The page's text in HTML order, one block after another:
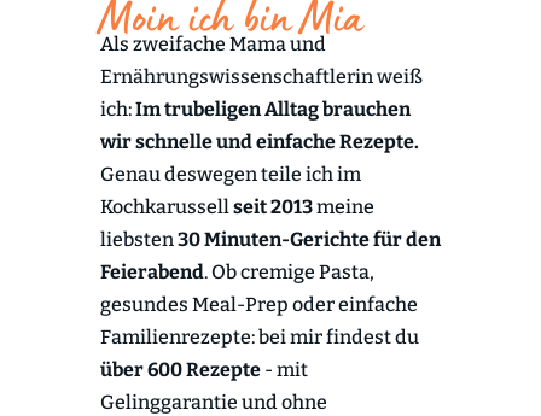
Moin ich bin Mia
Als zweifache Mama und
Ernährungswissenschaftlerin weiß
ich:Im trubeligen Alltag brauchen
wir schnelle und einfache Rezepte.
Genau deswegen teile ich im
Kochkarussellseit 2013meine
liebsten30 Minuten-Gerichte für den
Feierabend. Ob cremige Pasta,
gesundes Meal-Prep oder einfache
Familienrezepte: bei mir findest du
über 600 Rezepte- mit
Gelinggarantie und ohne